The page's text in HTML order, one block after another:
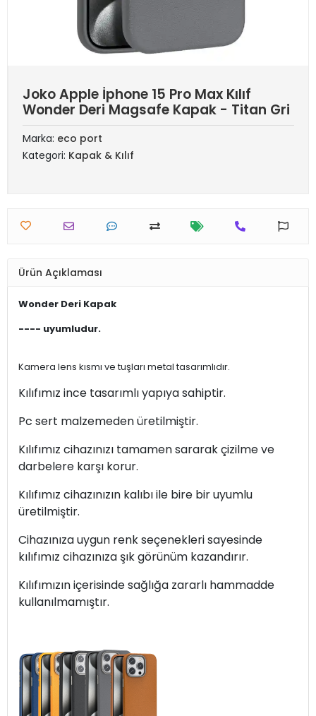
Joko Apple İphone 15 Pro Max Kılıf
Wonder Deri Magsafe Kapak - Titan Gri
Marka: eco port
Kategori: Kapak & Kılıf
Ürün Açıklaması
Wonder Deri Kapak
---- uyumludur.
Kamera lens kısmı ve tuşları metal tasarımlıdır.
Kılıfımız ince tasarımlı yapıya sahiptir.
Pc sert malzemeden üretilmiştir.
Kılıfımız cihazınızı tamamen sararak çizilme ve
darbelere karşı korur.
Kılıfımız cihazınızın kalıbı ile bire bir uyumlu
üretilmiştir.
Cihazınıza uygun renk seçenekleri sayesinde
kılıfımız cihazınıza şık görünüm kazandırır.
Kılıfımızın içerisinde sağlığa zararlı hammadde
kullanılmamıştır.